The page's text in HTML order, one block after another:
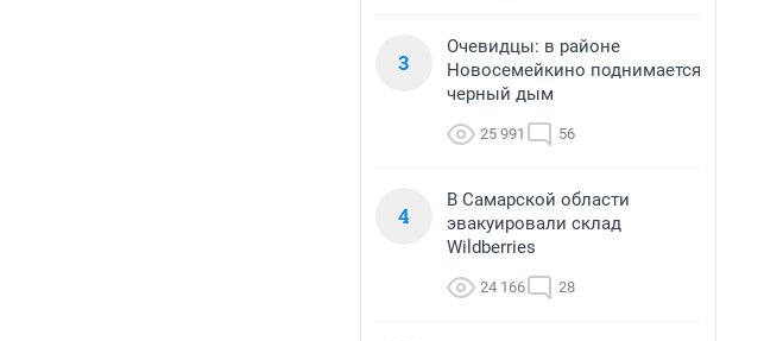
3
Очевидцы: в районе
Новосемейкино поднимается
черный дым
25 991 56
4
В Самарской области
эвакуировали склад
Wildberries
24 166 28